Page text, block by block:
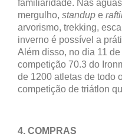
familiaridade. Nas
mergulho, standup e
arvorismo, trekking,
inverno é possível a
Além disso, no dia 11
competição 70.3 do
de 1200 atletas de todo
competição de triátlon
4. COMPRAS